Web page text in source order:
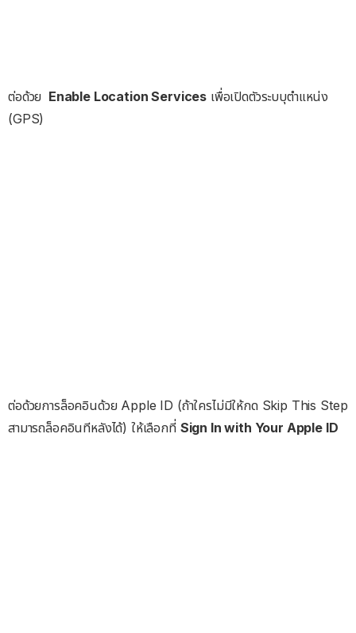
ต่อด้วย Enable Location Services เพื่อเปิดตัวระบบุตำแหน่ง
(GPS)
ต่อด้วยการล็อคอินด้วย Apple ID (ถ้าใครไม่มีให้กด Skip This Step
สามารถล็อคอินทีหลังได้) ให้เลือกที่ Sign In with Your Apple ID